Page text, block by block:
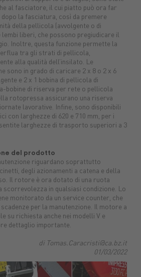
al fasciatore, il cui piatto può ora far
la fasciatura, così da premere
della pellicola (avvolgente o di
liberi, che possono pregiudicare il
Inoltre, questa funzione permette la
tra gli strati di pellicola,
alla qualità dell’insilato. Le
sono in grado di caricare 2 x 8 o 2 x 6
e 2 x 1 bobina di pellicola di
bobine di riserva per rete o pellicola
rotopressa assicurano una riserva
lavorative. Infine, sono disponibili
con larghezze di 620 e 710 mm, per i
larghezze di trasporto superiori a 3
del prodotto
riguardano soprattutto
degli azionamenti a catena e della
Il rotore è ora dotato di una ruota
scorrevolezza in qualsiasi condizione. Lo
monitorato da un service counter, che
per la manutenzione. Il motore a
su richiesta anche nei modelli V e
dettaglio importante.
di Tomas.Caracristi@ca.bz.it
01/03/2022